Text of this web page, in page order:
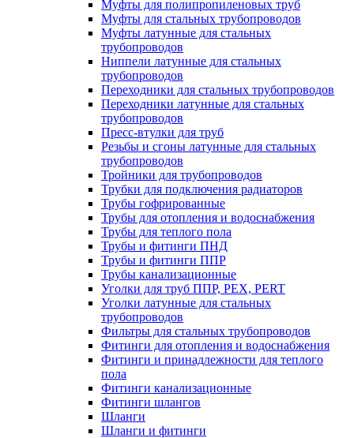
Муфты для полипропиленовых труб
Муфты для стальных трубопроводов
Муфты латунные для стальных
трубопроводов
Ниппели латунные для стальных
трубопроводов
Переходники для стальных трубопроводов
Переходники латунные для стальных
трубопроводов
Пресс-втулки для труб
Резьбы и сгоны латунные для стальных
трубопроводов
Тройники для трубопроводов
Трубки для подключения радиаторов
Трубы гофрированные
Трубы для отопления и водоснабжения
Трубы для теплого пола
Трубы и фитинги ПНД
Трубы и фитинги ППР
Трубы канализационные
Уголки для труб ППР, PEX, PERT
Уголки латунные для стальных
трубопроводов
Фильтры для стальных трубопроводов
Фитинги для отопления и водоснабжения
Фитинги и принадлежности для теплого
пола
Фитинги канализационные
Фитинги шлангов
Шланги
Шланги и фитинги